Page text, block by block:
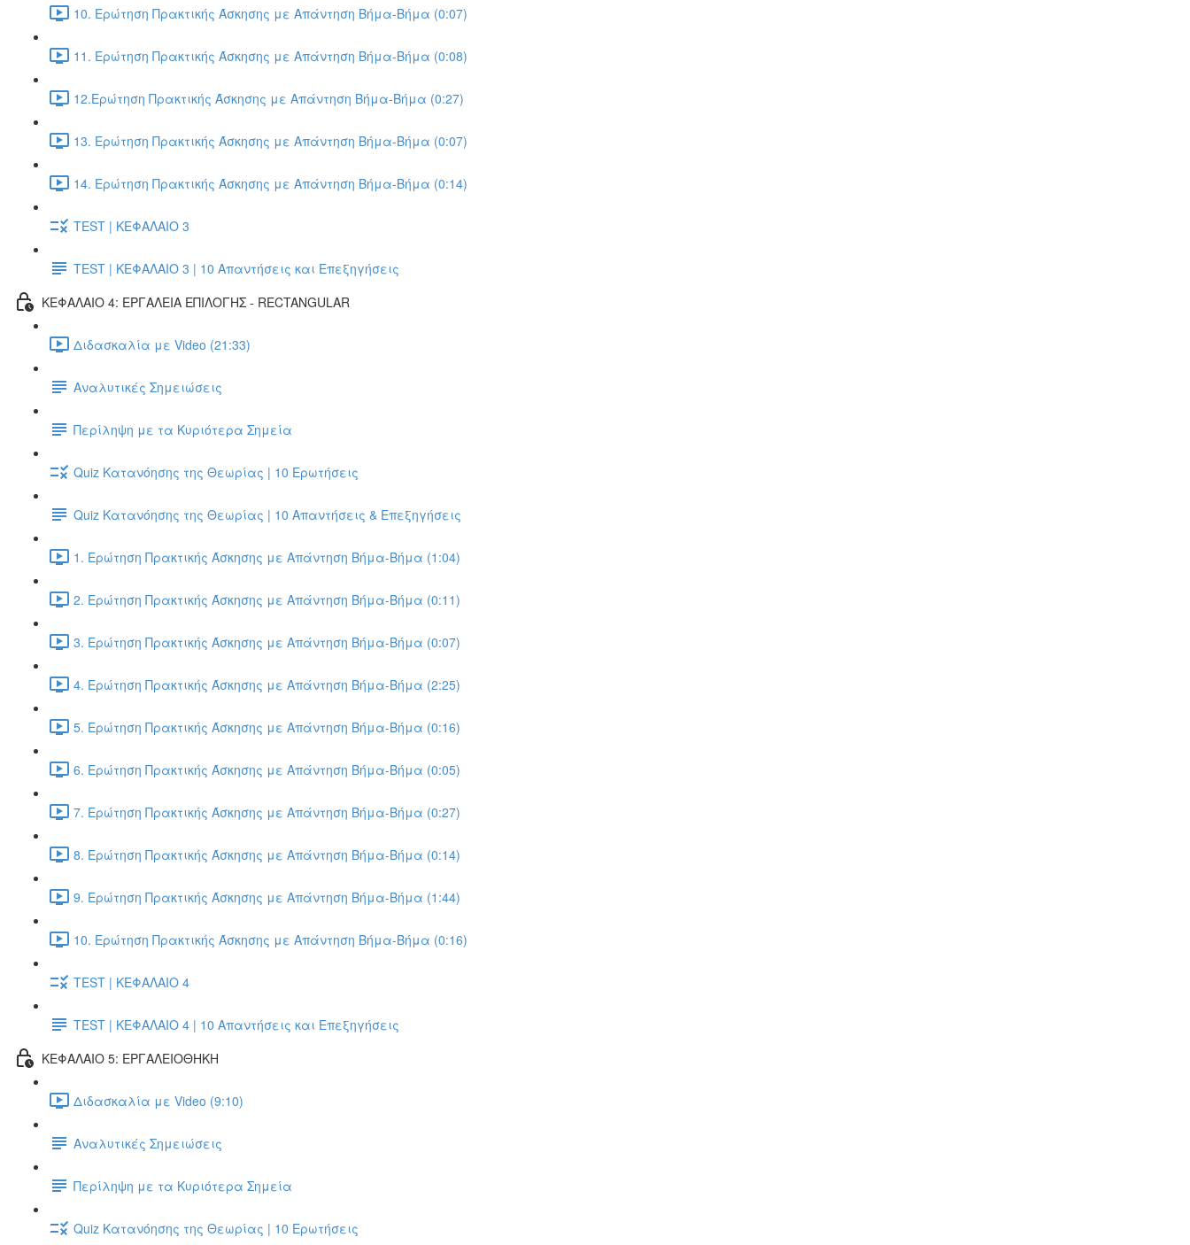
10. Ερώτηση Πρακτικής Άσκησης με Απάντηση Βήμα-Βήμα (0:07)
11. Ερώτηση Πρακτικής Άσκησης με Απάντηση Βήμα-Βήμα (0:08)
12.Ερώτηση Πρακτικής Άσκησης με Απάντηση Βήμα-Βήμα (0:27)
13. Ερώτηση Πρακτικής Άσκησης με Απάντηση Βήμα-Βήμα (0:07)
14. Ερώτηση Πρακτικής Άσκησης με Απάντηση Βήμα-Βήμα (0:14)
TEST | ΚΕΦΑΛΑΙΟ 3
TEST | ΚΕΦΑΛΑΙΟ 3 | 10 Απαντήσεις και Επεξηγήσεις
ΚΕΦΑΛΑΙΟ 4: ΕΡΓΑΛΕΙΑ ΕΠΙΛΟΓΗΣ - RECTANGULAR
Διδασκαλία με Video (21:33)
Αναλυτικές Σημειώσεις
Περίληψη με τα Κυριότερα Σημεία
Quiz Κατανόησης της Θεωρίας | 10 Ερωτήσεις
Quiz Κατανόησης της Θεωρίας | 10 Απαντήσεις & Επεξηγήσεις
1. Ερώτηση Πρακτικής Άσκησης με Απάντηση Βήμα-Βήμα (1:04)
2. Ερώτηση Πρακτικής Άσκησης με Απάντηση Βήμα-Βήμα (0:11)
3. Ερώτηση Πρακτικής Άσκησης με Απάντηση Βήμα-Βήμα (0:07)
4. Ερώτηση Πρακτικής Άσκησης με Απάντηση Βήμα-Βήμα (2:25)
5. Ερώτηση Πρακτικής Άσκησης με Απάντηση Βήμα-Βήμα (0:16)
6. Ερώτηση Πρακτικής Άσκησης με Απάντηση Βήμα-Βήμα (0:05)
7. Ερώτηση Πρακτικής Άσκησης με Απάντηση Βήμα-Βήμα (0:27)
8. Ερώτηση Πρακτικής Άσκησης με Απάντηση Βήμα-Βήμα (0:14)
9. Ερώτηση Πρακτικής Άσκησης με Απάντηση Βήμα-Βήμα (1:44)
10. Ερώτηση Πρακτικής Άσκησης με Απάντηση Βήμα-Βήμα (0:16)
TEST | ΚΕΦΑΛΑΙΟ 4
TEST | ΚΕΦΑΛΑΙΟ 4 | 10 Απαντήσεις και Επεξηγήσεις
ΚΕΦΑΛΑΙΟ 5: ΕΡΓΑΛΕΙΟΘΗΚΗ
Διδασκαλία με Video (9:10)
Αναλυτικές Σημειώσεις
Περίληψη με τα Κυριότερα Σημεία
Quiz Κατανόησης της Θεωρίας | 10 Ερωτήσεις